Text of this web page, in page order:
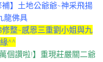
補】土地公爺爺~神采飛揚
龍佛具
修整~感恩三重劉小姐與九
^^
個讚啦!】重現莊嚴關二爺